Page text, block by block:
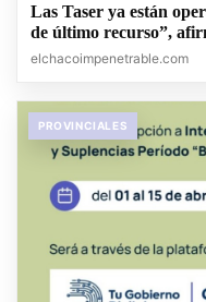
Las Taser ya están
de último recurso”,
elchacoimpenetrable.com
PROVINCIALES